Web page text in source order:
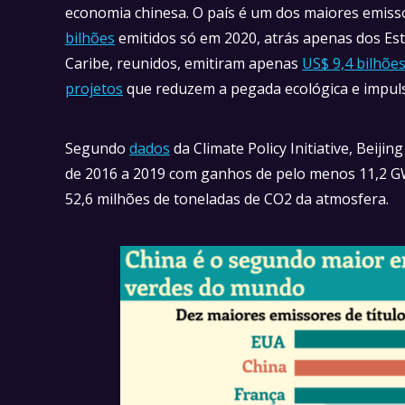
economia chinesa. O país é um dos maiores
bilhões emitidos só em 2020, atrás apenas dos
Caribe, reunidos, emitiram apenas US$ 9,4 bilhões
projetos que reduzem a pegada ecológica e
Segundo dados da Climate Policy Initiative,
de 2016 a 2019 com ganhos de pelo menos 11,2
52,6 milhões de toneladas de CO2 da atmosfera.